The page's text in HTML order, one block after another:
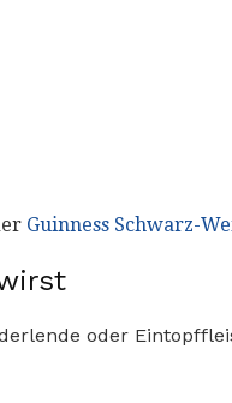
Guinness Schwarz-
oder